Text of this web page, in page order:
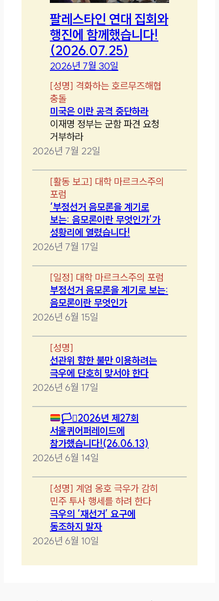
팔레스타인 연대 집회와
행진에 함께했습니다!
(2026.07.25)
2026년 7월 30일
[성명] 격화하는 호르무즈해협
충돌
미국은 이란 공격 중단하라
이재명 정부는 군함 파견 요청
거부하라
2026년 7월 22일
[활동 보고] 대학 마르크스주의
포럼
‘부정선거 음모론을 계기로
보는: 음모론이란 무엇인가’가
성황리에 열렸습니다!
2026년 7월 17일
[일정] 대학 마르크스주의 포럼
부정선거 음모론을 계기로 보는:
음모론이란 무엇인가
2026년 6월 15일
[성명]
선관위 향한 불만 이용하려는
극우에 단호히 맞서야 한다
2026년 6월 17일
🏳️‍⚧️2026년 제27회
서울퀴어퍼레이드에
참가했습니다!(26.06.13)
2026년 6월 14일
[성명] 계엄 옹호 극우가 감히
민주 투사 행세를 하려 한다
극우의 ‘재선거’ 요구에
동조하지 말자
2026년 6월 10일